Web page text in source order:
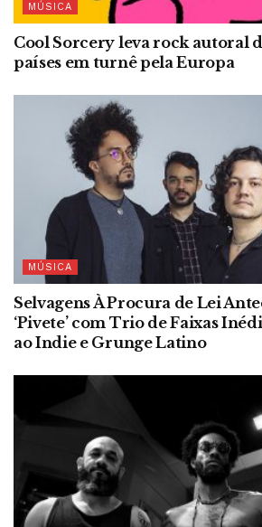
MÚSICA
Cool Sorcery leva rock autoral
países em turnê pela Europa
MÚSICA
Selvagens À Procura de Lei
‘Pivete’ com Trio de Faixas
ao Indie e Grunge Latino